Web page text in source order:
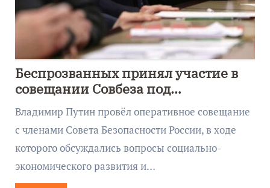
Беспрозванных принял участие в
совещании Совбеза под
руководством Путина
Владимир Путин провёл оперативное совещание
с членами Совета Безопасности России, в ходе
которого обсуждались вопросы социально-
экономического развития и…